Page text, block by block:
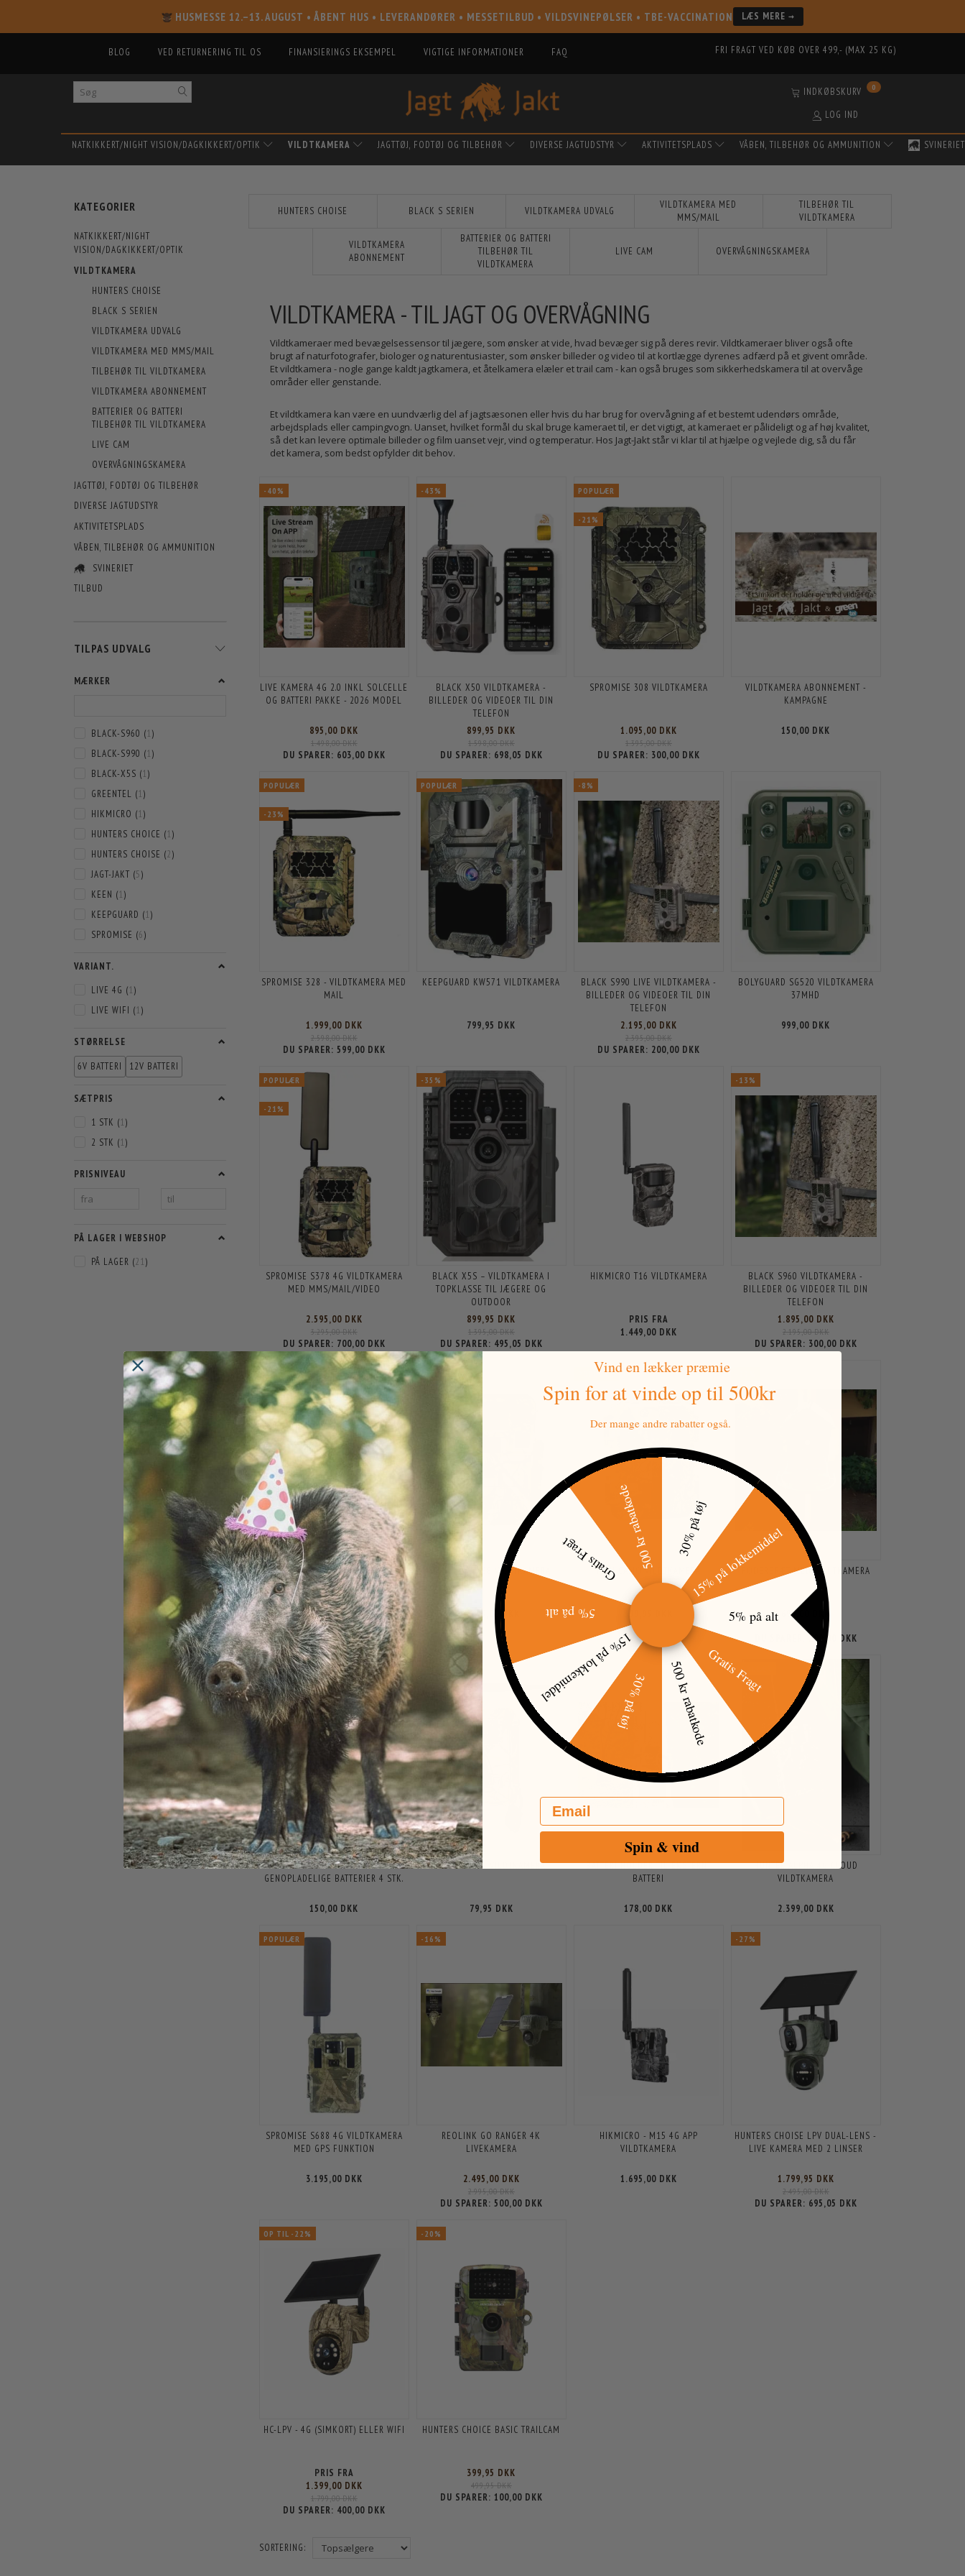
HUSMESSE 12.–13. AUGUST • ÅBENT HUS • LEVERANDØRER • MESSETILBUD • VILDSVINEPØLSER • TBE-VACCINATION LÆS MERE →
BLOG VED RETURNERING TIL OS FINANSIERINGS EKSEMPEL VIGTIGE INFORMATIONER FAQ FRI FRAGT VED KØB OVER 499,- (MAX 25 KG)
INDKØBSKURV 0
LOG IND
NATKIKKERT/NIGHT VISION/DAGKIKKERT/OPTIK VILDTKAMERA JAGTTØJ, FODTØJ OG TILBEHØR DIVERSE JAGTUDSTYR AKTIVITETSPLADS VÅBEN, TILBEHØR OG AMMUNITION SVINERIET
KATEGORIER
NATKIKKERT/NIGHT
VISION/DAGKIKKERT/OPTIK
VILDTKAMERA
HUNTERS CHOISE
BLACK S SERIEN
VILDTKAMERA UDVALG
VILDTKAMERA MED MMS/MAIL
TILBEHØR TIL VILDTKAMERA
VILDTKAMERA ABONNEMENT
BATTERIER OG BATTERI
TILBEHØR TIL VILDTKAMERA
LIVE CAM
OVERVÅGNINGSKAMERA
JAGTTØJ, FODTØJ OG TILBEHØR
DIVERSE JAGTUDSTYR
AKTIVITETSPLADS
VÅBEN, TILBEHØR OG AMMUNITION
SVINERIET
TILBUD
TILPAS UDVALG
MÆRKER
BLACK-S960 (1)
BLACK-S990 (1)
BLACK-X5S (1)
GREENTEL (1)
HIKMICRO (1)
HUNTERS CHOICE (1)
HUNTERS CHOISE (2)
JAGT-JAKT (5)
KEEN (1)
KEEPGUARD (1)
SPROMISE (6)
VARIANT.
LIVE 4G (1)
LIVE WIFI (1)
STØRRELSE
6V BATTERI
12V BATTERI
SÆTPRIS
1 STK (1)
2 STK (1)
PRISNIVEAU
PÅ LAGER I WEBSHOP
PÅ LAGER (21)
HUNTERS CHOISE BLACK S SERIEN VILDTKAMERA UDVALG
VILDTKAMERA MED
MMS/MAIL
TILBEHØR TIL
VILDTKAMERA
VILDTKAMERA
ABONNEMENT
BATTERIER OG BATTERI
TILBEHØR TIL
VILDTKAMERA
LIVE CAM OVERVÅGNINGSKAMERA
VILDTKAMERA - TIL JAGT OG OVERVÅGNING
Vildtkameraer med bevægelsessensor til jægere, som ønsker at vide, hvad bevæger sig på deres revir. Vildtkameraer bliver også ofte
brugt af naturfotografer, biologer og naturentusiaster, som ønsker billeder og video til at kortlægge dyrenes adfærd på et givent område.
Et vildtkamera - nogle gange kaldt jagtkamera, et åtelkamera elæler et trail cam - kan også bruges som sikkerhedskamera til at overvåge
områder eller genstande.
Et vildtkamera kan være en uundværlig del af jagtsæsonen eller hvis du har brug for overvågning af et bestemt udendørs område,
arbejdsplads eller campingvogn. Uanset, hvilket formål du skal bruge kameraet til, er det vigtigt, at kameraet er pålideligt og af høj kvalitet,
så det kan levere optimale billeder og film uanset vejr, vind og temperatur. Hos Jagt-Jakt står vi klar til at hjælpe og vejlede dig, så du får
det kamera, som bedst opfylder dit behov.
-40%
LIVE KAMERA 4G 2.0 INKL SOLCELLE
OG BATTERI PAKKE - 2026 MODEL
895,00 DKK
1.498,00 DKK
DU SPARER: 603,00 DKK
-43%
BLACK X50 VILDTKAMERA -
BILLEDER OG VIDEOER TIL DIN
TELEFON
899,95 DKK
1.598,00 DKK
DU SPARER: 698,05 DKK
POPULÆR
-21%
SPROMISE 308 VILDTKAMERA
1.095,00 DKK
1.395,00 DKK
DU SPARER: 300,00 DKK
VILDTKAMERA ABONNEMENT -
KAMPAGNE
150,00 DKK
POPULÆR
-23%
SPROMISE 328 - VILDTKAMERA MED
MAIL
1.999,00 DKK
2.598,00 DKK
DU SPARER: 599,00 DKK
POPULÆR
KEEPGUARD KW571 VILDTKAMERA
799,95 DKK
-8%
BLACK S990 LIVE VILDTKAMERA -
BILLEDER OG VIDEOER TIL DIN
TELEFON
2.195,00 DKK
2.395,00 DKK
DU SPARER: 200,00 DKK
BOLYGUARD SG520 VILDTKAMERA
37MHD
999,00 DKK
POPULÆR
-21%
SPROMISE S378 4G VILDTKAMERA
MED MMS/MAIL/VIDEO
2.595,00 DKK
3.295,00 DKK
DU SPARER: 700,00 DKK
-35%
BLACK X5S – VILDTKAMERA I
TOPKLASSE TIL JÆGERE OG
OUTDOOR
899,95 DKK
1.395,00 DKK
DU SPARER: 495,05 DKK
HIKMICRO T16 VILDTKAMERA
PRIS FRA
1.449,00 DKK
-13%
BLACK S960 VILDTKAMERA -
BILLEDER OG VIDEOER TIL DIN
TELEFON
1.895,00 DKK
2.195,00 DKK
DU SPARER: 300,00 DKK
POPULÆR
-42%
BASIC TRAILCAM VILDTKAMERA 24MP
- 2022 MODEL
399,95 DKK
699,95 DKK
DU SPARER:300,00 DKK
POPULÆR
SPROMISE S68 VILDTKAMERA
1.395,00 DKK
POPULÆR
MINI CAMO VILDTKAMERA
399,95 DKK
FODERBRÆT MED VILDTKAMERA
699,00 DKK
899,00 DKK
200,00 DKK
PANASONIC ENELOOP PRO AA
GENOPLADELIGE BATTERIER 4 STK.
150,00 DKK
WIRELÅS TIL VILDTKAMERA
79,95 DKK
BATTERI HOLDER TIL EKSTERNT
BATTERI
178,00 DKK
POPULÆR
HUNTER ALPHA 4G CLOUD
VILDTKAMERA
2.399,00 DKK
POPULÆR
SPROMISE S688 4G VILDTKAMERA
MED GPS FUNKTION
3.195,00 DKK
-16%
REOLINK GO RANGER 4K
LIVEKAMERA
2.495,00 DKK
2.995,00 DKK
DU SPARER: 500,00 DKK
HIKMICRO - M15 4G APP
VILDTKAMERA
1.695,00 DKK
-27%
HUNTERS CHOISE LPV DUAL-LENS -
LIVE KAMERA MED 2 LINSER
1.799,95 DKK
2.495,00 DKK
DU SPARER: 695,05 DKK
OP TIL -22%
HC-LPV - 4G (SIMKORT) ELLER WIFI
PRIS FRA
1.399,00 DKK
1.799,00 DKK
DU SPARER: 400,00 DKK
-20%
HUNTERS CHOICE BASIC TRAILCAM
399,95 DKK
499,95 DKK
DU SPARER: 100,00 DKK
SORTERING:
Vind en lækker præmie
Spin for at vindeop til 500kr
Der mange andre rabatter også.
30% på tøj
15% på lokkemiddel
5% på alt
Gratis Fragt
500 kr rabatkode
30% på tøj
15% på lokkemiddel
5% på alt
Gratis Fragt500 kr rabatkode
Email
Spin & vind